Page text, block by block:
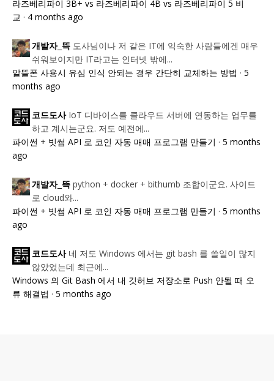
라즈베리파이 3B+ vs 라즈베리파이 4B vs 라즈베리파이 5 비
교 · 4 months ago
개발자_뜩 도사님이나 저 같은 IT에 익숙한 사람들에겐 매우
쉬워보이지만 IT라고는 인터넷 밖에...
알뜰폰 사용시 유심 인식 안되는 경우 간단히 교체하는 방법 · 5
months ago
코드도사 IoT 디바이스를 클라우드 서버에 연동하는 업무를
하고 계시는군요. 저도 예전에...
파이썬 + 빗썸 API 로 코인 자동 매매 프로그램 만들기 · 5 months
ago
개발자_뜩 python + docker + bithumb 조합이군요. 사이드
로 cloud와...
파이썬 + 빗썸 API 로 코인 자동 매매 프로그램 만들기 · 5 months
ago
코드도사 네 저도 Windows 에서는 git bash 를 쓸일이 많지
않았었는데 최근에...
Windows 의 Git Bash 에서 내 깃허브 저장소로 Push 안될 때 오
류 해결법 · 5 months ago